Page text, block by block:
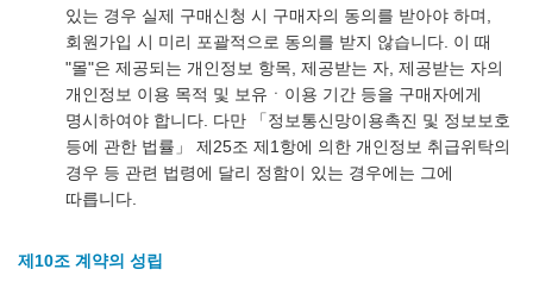
있는 경우 실제 구매신청 시 구매자의 동의를 받아야 하며,
회원가입 시 미리 포괄적으로 동의를 받지 않습니다. 이 때
"몰"은 제공되는 개인정보 항목, 제공받는 자, 제공받는 자의
개인정보 이용 목적 및 보유ㆍ이용 기간 등을 구매자에게
명시하여야 합니다. 다만 「정보통신망이용촉진 및 정보보호
등에 관한 법률」 제25조 제1항에 의한 개인정보 취급위탁의
경우 등 관련 법령에 달리 정함이 있는 경우에는 그에
따릅니다.
제10조 계약의 성립